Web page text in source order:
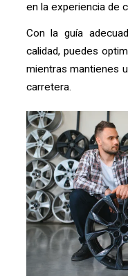
en la experiencia de
Con la guía
calidad, puedes
mientras mantienes
carretera.